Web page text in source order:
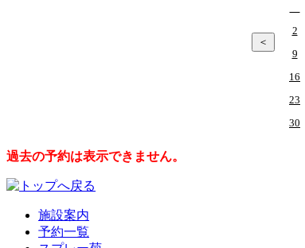
2
9
16
23
30
過去の予約は表示できません。
施設案内
予約一覧